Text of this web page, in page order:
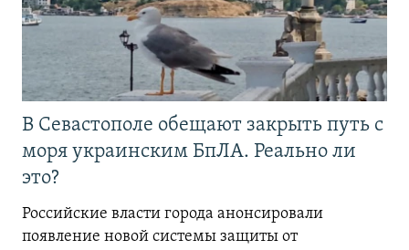
В Севастополе обещают закрыть путь с
моря украинским БпЛА. Реально ли
это?
Российские власти города анонсировали
появление новой системы защиты от